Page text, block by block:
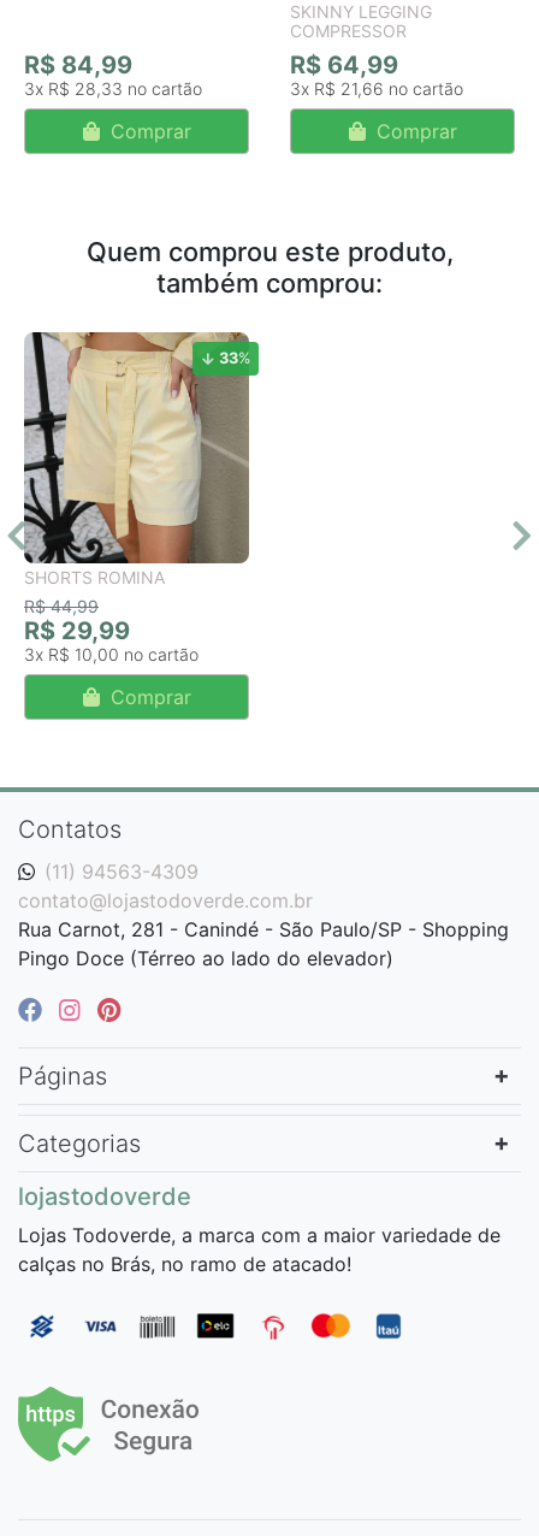
R$ 84,99
3x R$ 28,33
Comprar
SKINNY LEGGING
COMPRESSOR
R$ 64,99
3x R$ 21,66
Comprar
Quem comprou este produto,
também comprou:
33%
SHORTS ROMINA
R$ 44,99
R$ 29,99
3x R$ 10,00
Comprar
Contatos
(11) 94563-4309
contato@lojastodoverde.com.br
Rua Carnot, 281 - Canindé - São Paulo/SP - Shopping
Pingo Doce (Térreo ao lado do elevador)
Páginas
Categorias
lojastodoverde
Lojas Todoverde, a marca com a maior variedade de
calças no Brás, no ramo de atacado!